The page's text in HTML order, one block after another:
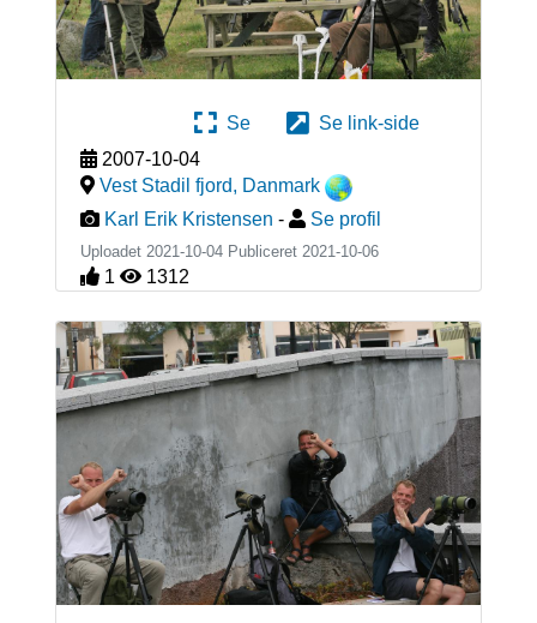
Se
Se link-side
2007-10-04
Vest Stadil fjord, Danmark
Karl Erik Kristensen - Se profil
Uploadet 2021-10-04 Publiceret 2021-10-06
1 1312